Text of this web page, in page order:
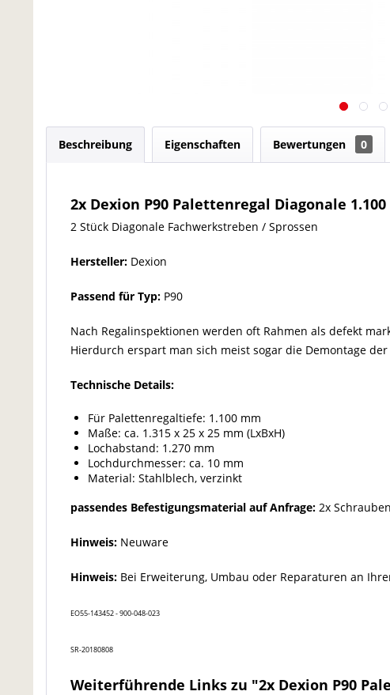
Beschreibung Eigenschaften Bewertungen 0
2x Dexion P90 Palettenregal Diagonale
2 Stück Diagonale Fachwerkstreben / Sprossen
Hersteller: Dexion
Passend für Typ: P90
Nach Regalinspektionen werden oft Rahmen als defekt
Hierdurch erspart man sich meist sogar die Demontage der
Technische Details:
Für Palettenregaltiefe: 1.100 mm
Maße: ca. 1.315 x 25 x 25 mm (LxBxH)
Lochabstand: 1.270 mm
Lochdurchmesser: ca. 10 mm
Material: Stahlblech, verzinkt
passendes Befestigungsmaterial auf Anfrage: 2x
Hinweis: Neuware
Hinweis: Bei Erweiterung, Umbau oder Reparaturen an
EO55-143452 - 900-048-023
SR-20180808
Weiterführende Links zu "2x Dexion P90